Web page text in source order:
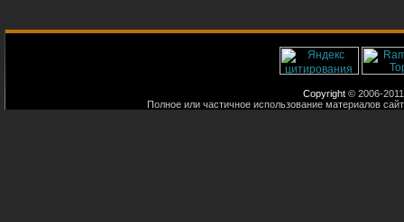
Copyright © 2006-
Полное или частичное использование материалов